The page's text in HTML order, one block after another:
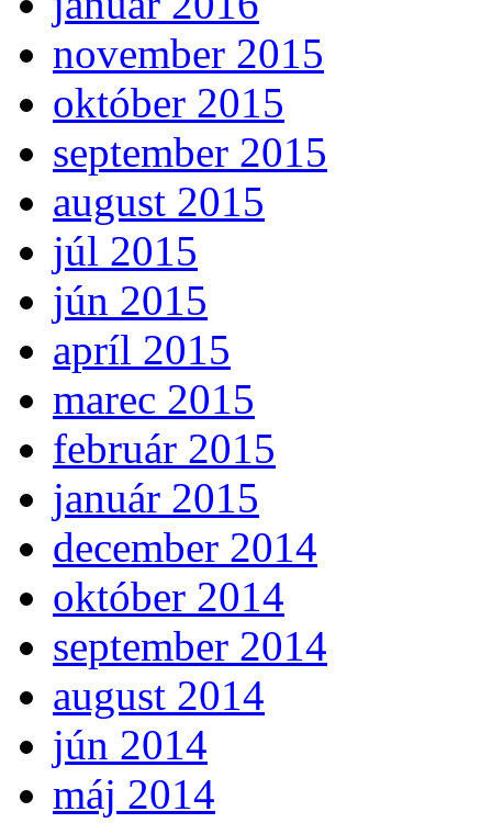
november 2015
október 2015
september 2015
august 2015
júl 2015
jún 2015
apríl 2015
marec 2015
február 2015
január 2015
december 2014
október 2014
september 2014
august 2014
jún 2014
máj 2014